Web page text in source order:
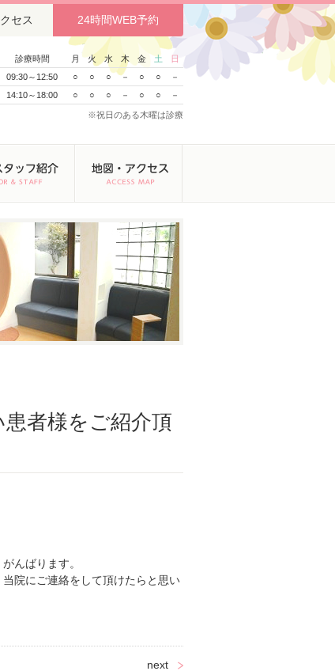
セス 24時間WEB予約
診療時間 月 火 水 木 金 土
日
09:30～12:50
○ ○ ○ － ○ ○
－
14:10～18:00
○ ○ ○ － ○ ○ －
※祝日のある木曜は診療
者様をご紹介頂
んばります。
院にご連絡をして頂けたらと思い
next